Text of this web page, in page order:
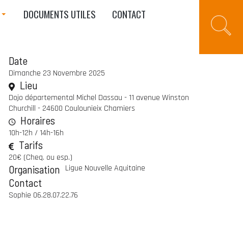
DOCUMENTS UTILES
CONTACT
Date
Dimanche 23 Novembre 2025
Lieu
Dojo départemental Michel Dassau - 11 avenue Winston
Churchill - 24600 Coulounieix Chamiers
Horaires
10h-12h / 14h-16h
Tarifs
20€ (Cheq. ou esp.)
Organisation Ligue Nouvelle Aquitaine
Contact
Sophie 06.28.07.22.76